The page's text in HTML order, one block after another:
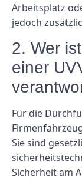
Arbeitsplatz
jedoch
2. Wer
einer
Für die
Sie sind
Sicherheit am